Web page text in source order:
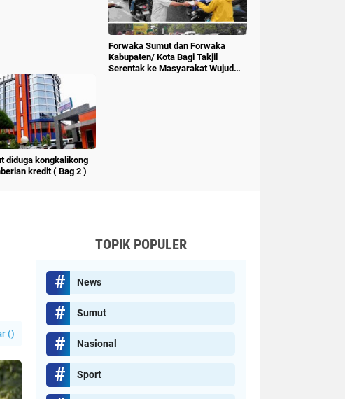
Forwaka Sumut dan Forwaka
Kabupaten/ Kota Bagi Takjil
Serentak ke Masyarakat Wujud
diduga kongkalikong
kredit ( Bag 2 )
()
TOPIK POPULER
News
Sumut
Nasional
Sport